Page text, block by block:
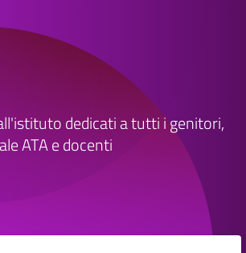
dedicati a tutti i genitori,
ATA e docenti